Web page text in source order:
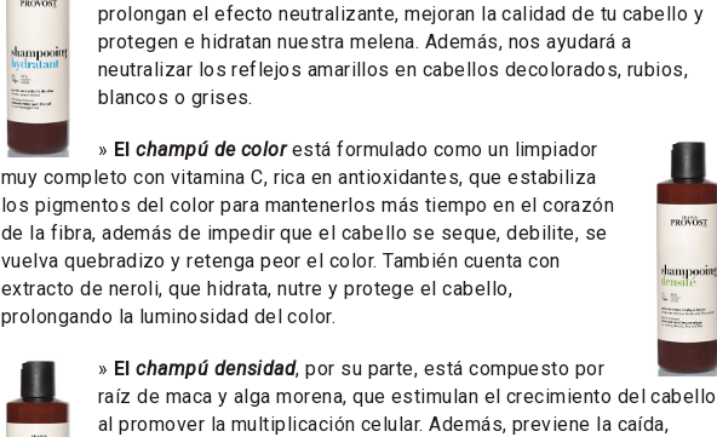
prolongan el efecto neutralizante, mejoran la calidad de tu cabello y
protegen e hidratan nuestra melena. Además, nos ayudará a
neutralizar los reflejos amarillos en cabellos decolorados, rubios,
blancos o grises.
» Elchampú de colorestá formulado como un limpiador
muy completo con vitamina C, rica en antioxidantes, que estabiliza
los pigmentos del color para mantenerlos más tiempo en el corazón
de la fibra, además de impedir que el cabello se seque, debilite, se
vuelva quebradizo y retenga peor el color. También cuenta con
extracto de neroli, que hidrata, nutre y protege el cabello,
prolongando la luminosidad del color.
» Elchampú densidad, por su parte, está compuesto por
raíz de maca y alga morena, que estimulan el crecimiento del cabello
al promover la multiplicación celular. Además, previene la caída,